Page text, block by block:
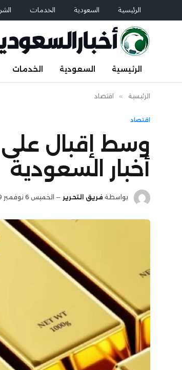
الرئيسية السعودية الخدمات
الرئيسية السعودية الخدمات
الرئيسية » اقتصاد
اقتصاد
أخبار السعودية
بواسطة فريق التحرير الخميس 6 نوفمبر 10:39 م